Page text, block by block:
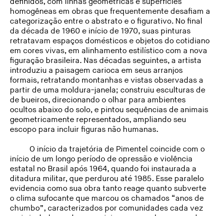
homogêneas em obras que frequentemente desafiam a
categorização entre o abstrato e o figurativo. No final
da década de 1960 e início de 1970, suas pinturas
retratavam espaços domésticos e objetos do cotidiano
em cores vivas, em alinhamento estilístico com a nova
figuração brasileira. Nas décadas seguintes, a artista
introduziu a paisagem carioca em seus arranjos
formais, retratando montanhas e vistas observadas a
partir de uma moldura-janela; construiu esculturas de
de bueiros, direcionando o olhar para ambientes
ocultos abaixo do solo, e pintou sequências de animais
geometricamente representados, ampliando seu
escopo para incluir figuras não humanas.
O início da trajetória de Pimentel coincide com o
início de um longo período de opressão e violência
estatal no Brasil após 1964, quando foi instaurada a
ditadura militar, que perdurou até 1985. Esse paralelo
evidencia como sua obra tanto reage quanto subverte
o clima sufocante que marcou os chamados “anos de
chumbo”, caracterizados por comunidades cada vez